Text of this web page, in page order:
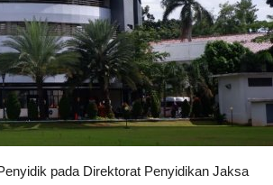
pada Direktorat Penyidikan Jaksa